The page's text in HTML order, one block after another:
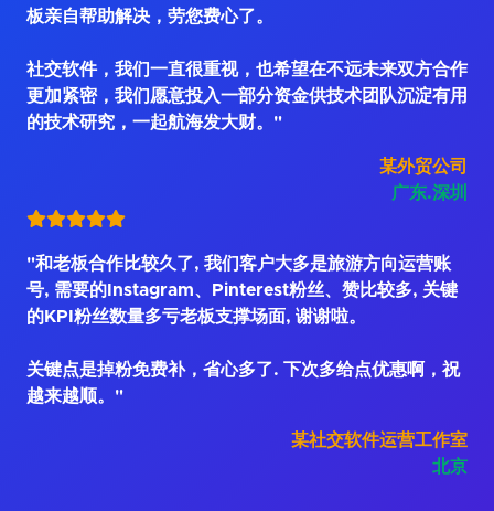
板亲自帮助解决，劳您费心了。
社交软件，我们一直很重视，也希望在不远未来双方合作
更加紧密，我们愿意投入一部分资金供技术团队沉淀有用
的技术研究，一起航海发大财。"
某外贸公司
广东.深圳
"和老板合作比较久了, 我们客户大多是旅游方向运营账
号, 需要的Instagram、Pinterest粉丝、赞比较多, 关键
的KPI粉丝数量多亏老板支撑场面, 谢谢啦。
关键点是掉粉免费补，省心多了. 下次多给点优惠啊，祝
越来越顺。"
某社交软件运营工作室
北京